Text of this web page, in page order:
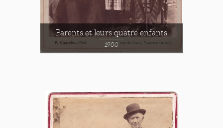
Parents et leurs quatre enfants
1900